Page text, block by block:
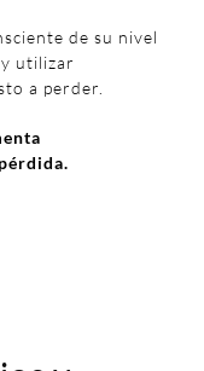
de su nivel
utilizar
a perder.